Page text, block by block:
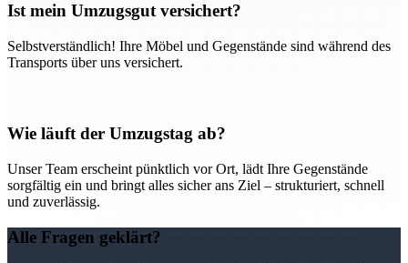
Ist mein Umzugsgut versichert?
Selbstverständlich! Ihre Möbel und Gegenstände sind während des
Transports über uns versichert.
Wie läuft der Umzugstag ab?
Unser Team erscheint pünktlich vor Ort, lädt Ihre Gegenstände
sorgfältig ein und bringt alles sicher ans Ziel – strukturiert, schnell
und zuverlässig.
Alle Fragen geklärt?